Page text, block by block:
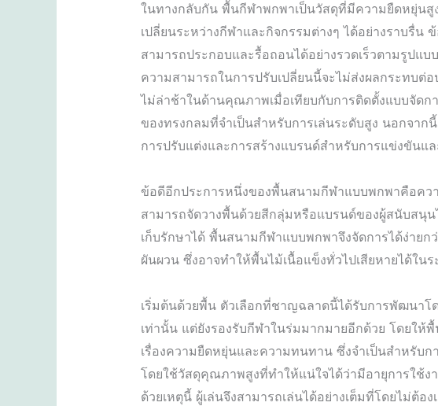
ในทางกลับกัน พื้นกีฬาพกพาเป็นวัสดุที่มีความยืดหยุ่น
เปลี่ยนระหว่างกีฬาและกิจกรรมต่างๆ ได้อย่างราบรื่
สามารถประกอบและรื้อถอนได้อย่างรวดเร็วตามรูปแ
ความสามารถในการปรับเปลี่ยนนี้จะไม่ส่งผลกระทบ
ไม่ล่าช้าในด้านคุณภาพเมื่อเทียบกับการติดตั้งแบบจัดก
ของทรงกลมที่จำเป็นสำหรับการเล่นระดับสูง นอกจา
การปรับแต่งและการสร้างแบรนด์สำหรับการแข่งขันแ
ข้อดีอีกประการหนึ่งของพื้นสนามกีฬาแบบพกพาคือคว
สามารถจัดวางพื้นด้วยสีกลุ่มหรือแบรนด์ของผู้สนับสนุ
เก็บรักษาได้ พื้นสนามกีฬาแบบพกพาจึงจัดการได้ง่า
ผันผวน ซึ่งอาจทำให้พื้นไม้เนื้อแข็งทั่วไปเสียหายได้ในร
เริ่มต้นด้วยพื้น ตัวเลือกที่ชาญฉลาดนี้ได้รับการพัฒนาโ
เท่านั้น แต่ยังรองรับกีฬาในร่มมากมายอีกด้วย โดยให้
เรื่องความยืดหยุ่นและความทนทาน ซึ่งจำเป็นสำหรับ
โดยใช้วัสดุคุณภาพสูงที่ทำให้แน่ใจได้ว่ามีอายุการใช้
ด้วยเหตุนี้ ผู้เล่นจึงสามารถเล่นได้อย่างเต็มที่โดยไม่ต้